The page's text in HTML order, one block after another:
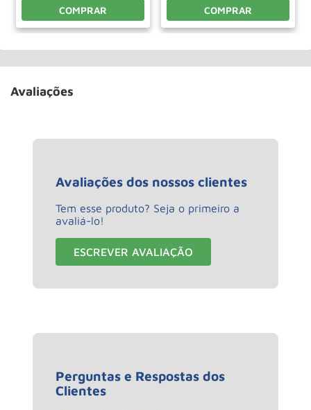
COMPRAR COMPRAR
Avaliações
Avaliações dos nossos clientes
Tem esse produto? Seja o primeiro a
avaliá-lo!
ESCREVER AVALIAÇÃO
Perguntas e Respostas dos
Clientes